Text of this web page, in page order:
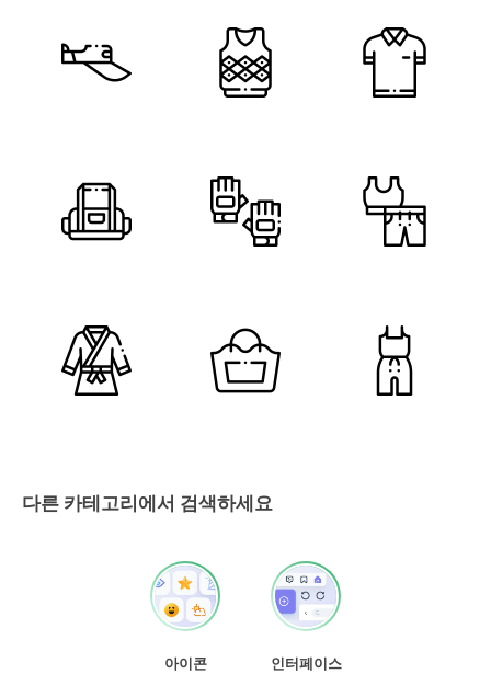
다른 카테고리에서 검색하세요
아이콘
인터페이스